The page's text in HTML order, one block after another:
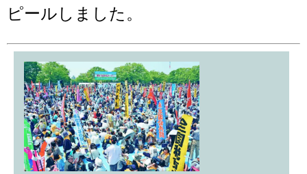
ピールしました。